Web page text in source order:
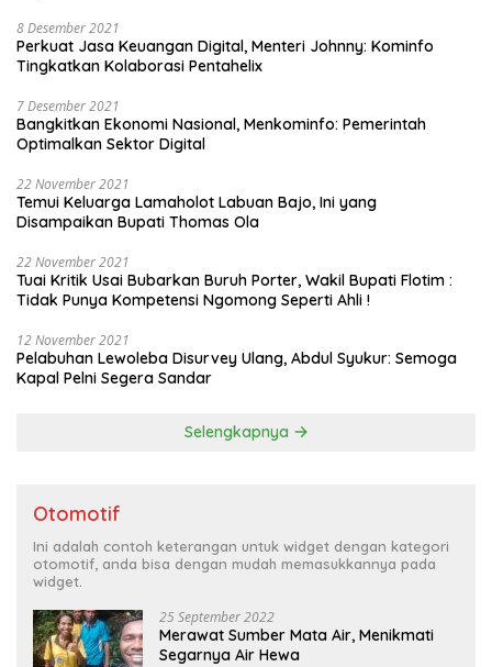
8 Desember 2021
Perkuat Jasa Keuangan Digital, Menteri Johnny: Kominfo
Tingkatkan Kolaborasi Pentahelix
7 Desember 2021
Bangkitkan Ekonomi Nasional, Menkominfo: Pemerintah
Optimalkan Sektor Digital
22 November 2021
Temui Keluarga Lamaholot Labuan Bajo, Ini yang
Disampaikan Bupati Thomas Ola
22 November 2021
Tuai Kritik Usai Bubarkan Buruh Porter, Wakil Bupati Flotim :
Tidak Punya Kompetensi Ngomong Seperti Ahli !
12 November 2021
Pelabuhan Lewoleba Disurvey Ulang, Abdul Syukur: Semoga
Kapal Pelni Segera Sandar
Selengkapnya
Otomotif
Ini adalah contoh keterangan untuk widget dengan kategori
otomotif, anda bisa dengan mudah memasukkannya pada
widget.
25 September 2022
Merawat Sumber Mata Air, Menikmati
Segarnya Air Hewa